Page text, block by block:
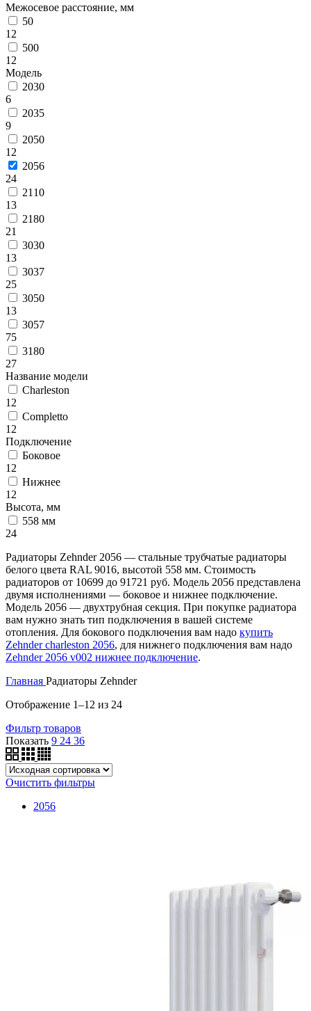
Межосевое расстояние, мм
50
12
500
12
Модель
2030
6
2035
9
2050
12
2056
24
2110
13
2180
21
3030
13
3037
25
3050
13
3057
75
3180
27
Название модели
Charleston
12
Completto
12
Подключение
Боковое
12
Нижнее
12
Высота, мм
558 мм
24
Радиаторы Zehnder 2056 — стальные трубчатые радиаторы
белого цвета RAL 9016, высотой 558 мм. Стоимость
радиаторов от 10699 до 91721 руб. Модель 2056 представлена
двумя исполнениями — боковое и нижнее подключение.
Модель 2056 — двухтрубная секция. При покупке радиатора
вам нужно знать тип подключения в вашей системе
отопления. Для бокового подключения вам надо купить
Zehnder charleston 2056, для нижнего подключения вам надо
Zehnder 2056 v002 нижнее подключение.
Главная Радиаторы Zehnder
Отображение 1–12 из 24
Фильтр товаров
Показать 9 24 36
Очистить фильтры
2056